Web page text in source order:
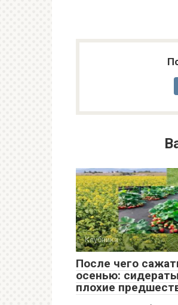
Клубника
После чего
осенью:
плохие